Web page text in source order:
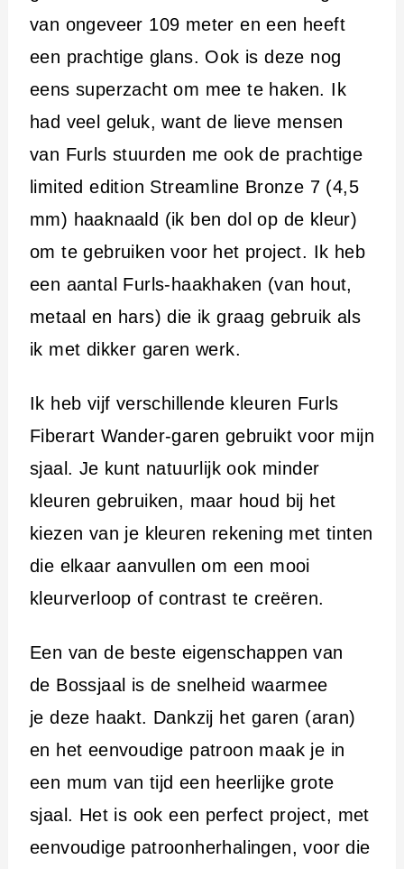
van ongeveer 109 meter en een heeft
een prachtige glans. Ook is deze nog
eens superzacht om mee te haken. Ik
had veel geluk, want de lieve mensen
van Furls stuurden me ook de prachtige
limited edition Streamline Bronze 7 (4,5
mm) haaknaald (ik ben dol op de kleur)
om te gebruiken voor het project. Ik heb
een aantal Furls-haakhaken (van hout,
metaal en hars) die ik graag gebruik als
ik met dikker garen werk.
Ik heb vijf verschillende kleuren Furls
Fiberart Wander-garen gebruikt voor mijn
sjaal. Je kunt natuurlijk ook minder
kleuren gebruiken, maar houd bij het
kiezen van je kleuren rekening met tinten
die elkaar aanvullen om een ​​mooi
kleurverloop of contrast te creëren.
Een van de beste eigenschappen van
de Bossjaal is de snelheid waarmee
je deze haakt. Dankzij het garen (aran)
en het eenvoudige patroon maak je in
een mum van tijd een heerlijke grote
sjaal. Het is ook een perfect project, met
eenvoudige patroonherhalingen, voor die